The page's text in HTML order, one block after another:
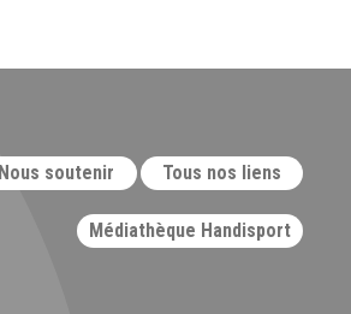
Nous soutenir Tous nos liens
Médiathèque Handisport